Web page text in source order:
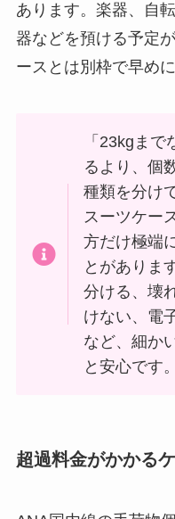
あります。楽器、自
器などを預ける予定
ースとは別枠で早め
「23kgま
るより、個
種類を分け
スーツケー
方だけ極端
とがありま
分ける、壊
けない、電
など、細か
と安心です。
超過料金がかかる